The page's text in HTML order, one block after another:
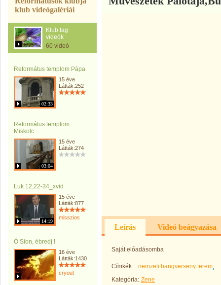
klub videógalériái
Klub tag
videók
60 videó
Református templom Pápa
02:33
15 éve
Látták:252
Református templom
Miskolc
03:04
15 éve
Látták:274
Luk 12,22-34_xvid
14:19
15 éve
Látták:877
misszios
Ó Sion, ébredj !
16 éve
Látták:1430
cryout
Leírás Videó beágyazása
Saját előadásomba
Címkék:
nemzeti hangverseny terem
Kategória: Zene